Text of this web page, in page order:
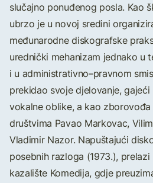
slučajno ponuđenog posla. Kao
ubrzo je u novoj sredini
međunarodne diskografske
urednički mehanizam jednako u
i u administrativno–pravnom
prekidao svoje djelovanje,
vokalne oblike, a kao
društvima Pavao Markovac,
Vladimir Nazor. Napuštajući
posebnih razloga (1973.),
kazalište Komedija, gdje